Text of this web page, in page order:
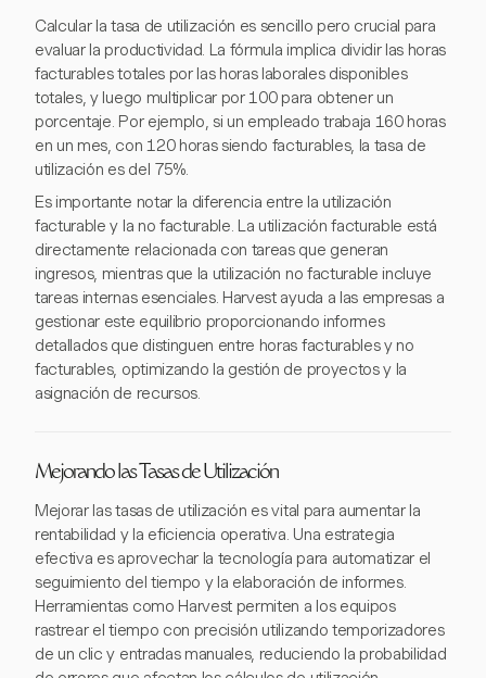
Calcular la tasa de utilización es sencillo pero crucial para
evaluar la productividad. La fórmula implica dividir las horas
facturables totales por las horas laborales disponibles
totales, y luego multiplicar por 100 para obtener un
porcentaje. Por ejemplo, si un empleado trabaja 160 horas
en un mes, con 120 horas siendo facturables, la tasa de
utilización es del 75%.
Es importante notar la diferencia entre la utilización
facturable y la no facturable. La utilización facturable está
directamente relacionada con tareas que generan
ingresos, mientras que la utilización no facturable incluye
tareas internas esenciales. Harvest ayuda a las empresas a
gestionar este equilibrio proporcionando informes
detallados que distinguen entre horas facturables y no
facturables, optimizando la gestión de proyectos y la
asignación de recursos.
Mejorando las Tasas de Utilización
Mejorar las tasas de utilización es vital para aumentar la
rentabilidad y la eficiencia operativa. Una estrategia
efectiva es aprovechar la tecnología para automatizar el
seguimiento del tiempo y la elaboración de informes.
Herramientas como Harvest permiten a los equipos
rastrear el tiempo con precisión utilizando temporizadores
de un clic y entradas manuales, reduciendo la probabilidad